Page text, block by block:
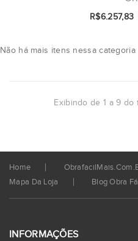
R$6.257,83
Não há mais itens nessa categoria
Exibindo de 1 a 9 do
Home
Mapa Da Loja
Blog Obra
INFORMAÇÕES